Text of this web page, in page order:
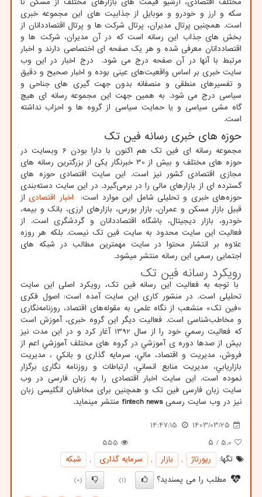
سکه و ارز و خودرو و موبایل از جذابیت های این مجموعه خبری
است. همچنین پرتال مدیران، پرتال شرکت ها و پرتال اقتصاددانان از
بخش های جذاب این رسانه است که در آن مدیران، شرکت ها و
اقتصاددانان معرفی شده و هر یک صفحه ای اختصاصی دارند و اخبار
مرتبط با آنها در آن صفحه درج می شود. درج اخبار در این وب
سایت خبری بر اساس واقعیت‌های عینی بوده و اخبار صحیح و دقیق
و تفسیرهای منطقی و منصفانه بدون جهت گیری های جناحی و
سیاسی درج می شود. به همین جهت این مجموعه رسانه ای هیچ
گاه مشی سیاسی و یا حمایت سیاسی از گروه ها و احزاب نداشته
است.
حوزه های خبری رسانه فین تک
مجموعه رسانه ای فین تک هم اکنون با دارا بودن 6 وبسایت در
حوزه های مختلف و بیش از 30 خبرنگار یکی از بزرگترین رسانه های
مجازی اقتصادی کشور نیز است. این سایت اقتصادی حوزه های
گسترده ای از بازارهای مالی را در برمی‌گیرد. در این سایت دسته‌بندی
حوزه‌های خبری و تحلیلی شامل این موارد است: اخبار اقتصادیاز
قبیل بازار مسکن و عمران، بازار بورس، بازارهای ارزی، بانک و بیمه،
خودرو، بازار دیجیتال، باشگاه اقتصاددانان و گردشگری است. از
فعالیت این سایت محدود به سایت فین تک نیست. بلکه هر روزه
علاوه بر انتشار محتوا در سایت مهمترین مطالب در شبکه های
اجتمایی رسمی این رسانه منتشر میشود.
رویکرد رسانه فین تک
با توجه به فعالیت این رسانه فین تک، رویکرد اصلی این سایت
تحلیلی است. در منشور کاری این سایت آمده است: اصول فکری
«فین تک» منشعب از نگاه علمی به مقوله‌های اقتصاد، روزنامه‌نگاری
و مخاطب‌شناسی است. فعالیت دیگر این گروه خبری، آموزش است
که فعاليت رسمي خود را از سال 1392 آغار كرد و در اين مدت نيز
بيش از صدها دوره ي آموزشي در گروه هاي مختلف آموزشي اعم از
فروش، مديريت و اقتصاد، مالي، سرمايه گذاري و بانكي ، مديريت
بازاريابي، مديريت منابع انساني، ارتباطات و روزنامه نگاري برگزار
نموده است. این سایت اخبار اقتصادی را به زبان فارسی در وب
سایت زبان فارسی فین تک و همچنین برای مخاطبان انگلیسی زبان
نیز در وب سایت رسمیfintech news منتشر مینماید.
1403/03/25
14:47:15
5.0 / ۵
555
تگها:
رپورتاژ , بازار , سرمایه گذاری ,
شبكه
مطلب را می پسندید؟
(1)
(0)